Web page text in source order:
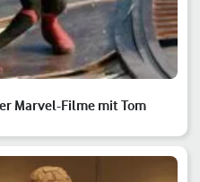
Marvel-Filme mit Tom